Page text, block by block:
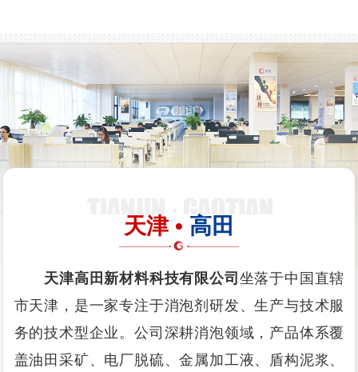
天津 • 高田
天津高田新材料科技有限公司 坐落于中国直辖
市天津，是一家专注于消泡剂研发、生产与技术服
务的技术型企业。公司深耕消泡领域，产品体系覆
盖油田采矿、电厂脱硫、金属加工液、盾构泥浆、